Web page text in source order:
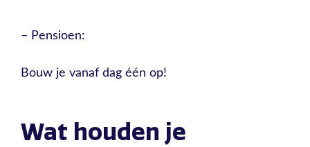
– Pensioen:
Bouw je vanaf dag één op!
Wat houden je